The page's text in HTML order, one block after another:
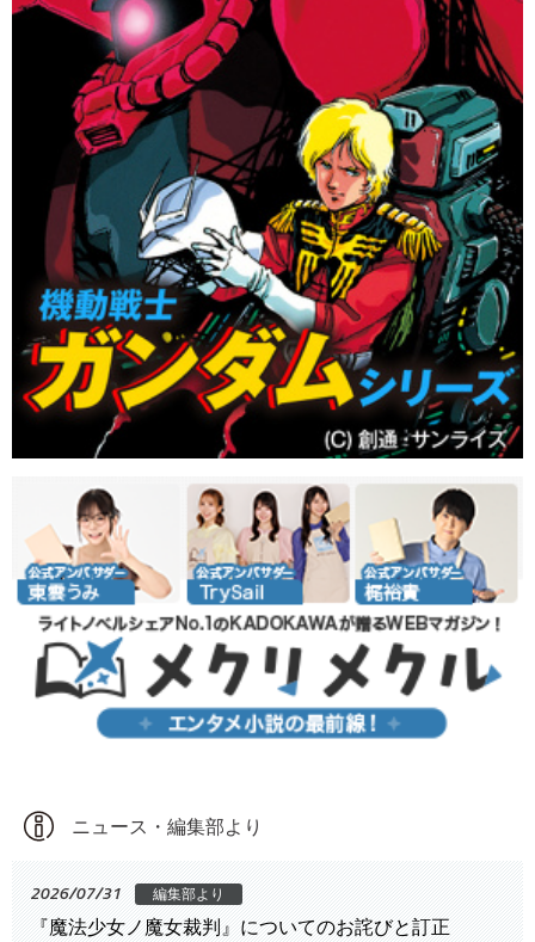
ニュース・編集部より
2026/07/31 編集部より
『魔法少女ノ魔女裁判』についてのお詫びと訂正